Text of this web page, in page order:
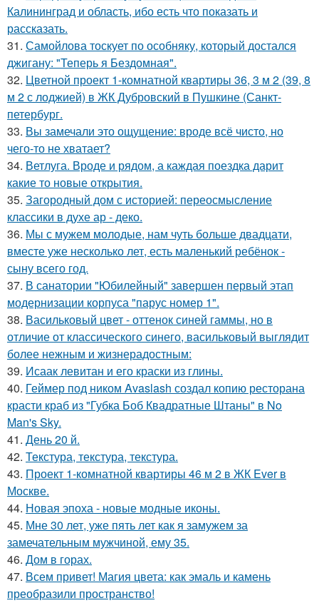
Калининград и область, ибо есть что показать и
рассказать.
31. Самойлова тоскует по особняку, который достался
джигану: "Теперь я Бездомная".
32. Цветной проект 1-комнатной квартиры 36, 3 м 2 (39, 8
м 2 с лоджией) в ЖК Дубровский в Пушкине (Санкт-
петербург.
33. Вы замечали это ощущение: вроде всё чисто, но
чего-то не хватает?
34. Ветлуга. Вроде и рядом, а каждая поездка дарит
какие то новые открытия.
35. Загородный дом с историей: переосмысление
классики в духе ар - деко.
36. Мы с мужем молодые, нам чуть больше двадцати,
вместе уже несколько лет, есть маленький ребёнок -
сыну всего год.
37. В санатории "Юбилейный" завершен первый этап
модернизации корпуса "парус номер 1".
38. Васильковый цвет - оттенок синей гаммы, но в
отличие от классического синего, васильковый выглядит
более нежным и жизнерадостным:
39. Исаак левитан и его краски из глины.
40. Геймер под ником Avaslash создал копию ресторана
красти краб из "Губка Боб Квадратные Штаны" в No
Man's Sky.
41. День 20 й.
42. Текстура, текстура, текстура.
43. Проект 1-комнатной квартиры 46 м 2 в ЖК Ever в
Москве.
44. Новая эпоха - новые модные иконы.
45. Мне 30 лет, уже пять лет как я замужем за
замечательным мужчиной, ему 35.
46. Дом в горах.
47. Всем привет! Магия цвета: как эмаль и камень
преобразили пространство!